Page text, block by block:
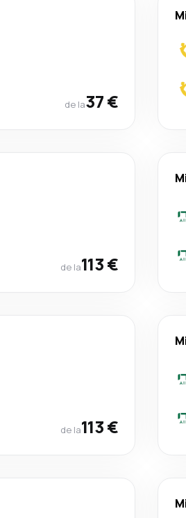
de la37 €
de la113 €
de la113 €